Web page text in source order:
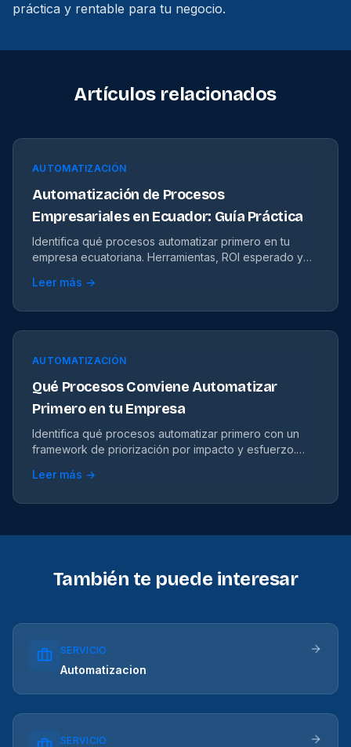
práctica y rentable para tu negocio.
Artículos relacionados
AUTOMATIZACIÓN
Automatización de Procesos
Empresariales en Ecuador: Guía Práctica
Identifica qué procesos automatizar primero en tu
empresa ecuatoriana. Herramientas, ROI esperado y
Leer más →
AUTOMATIZACIÓN
Qué Procesos Conviene Automatizar
Primero en tu Empresa
Identifica qué procesos automatizar primero con un
framework de priorización por impacto y esfuerzo.
Leer más →
También te puede interesar
SERVICIO
Automatizacion
SERVICIO